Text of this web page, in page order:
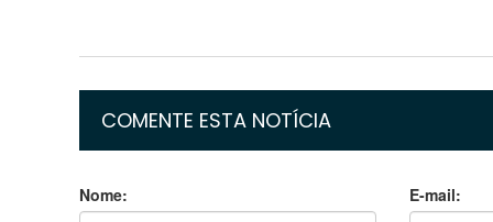
"Esclarecemos que esse pleito não
acreditamos que com essa
parciais nesses valores", complementa a
COMENTE ESTA NOTÍCIA
Nome: E-mail: